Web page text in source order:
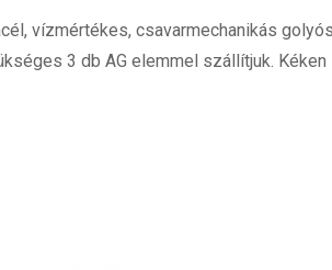
vízmértékes, csavarmechanikás
3 db AG elemmel szállítjuk. Kéken